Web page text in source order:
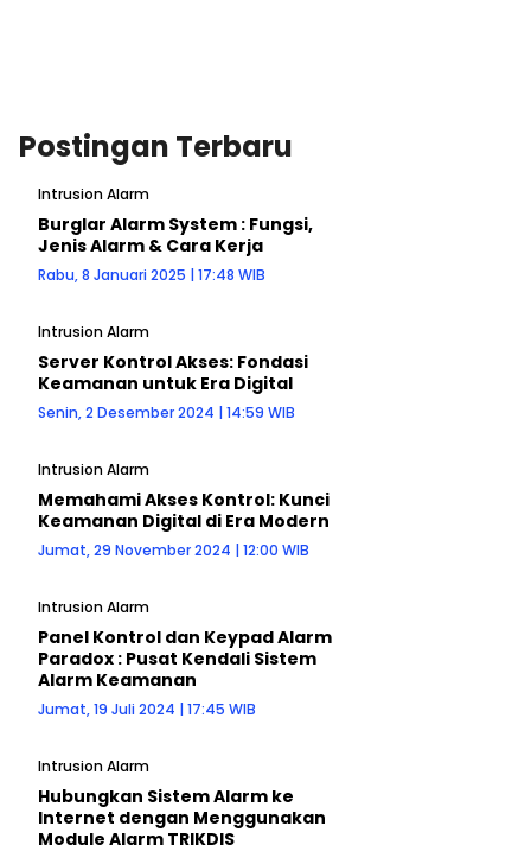
Postingan Terbaru
Intrusion Alarm
Burglar Alarm System : Fungsi,
Jenis Alarm & Cara Kerja
Rabu, 8 Januari 2025 | 17:48 WIB
Intrusion Alarm
Server Kontrol Akses: Fondasi
Keamanan untuk Era Digital
Senin, 2 Desember 2024 | 14:59 WIB
Intrusion Alarm
Memahami Akses Kontrol: Kunci
Keamanan Digital di Era Modern
Jumat, 29 November 2024 | 12:00 WIB
Intrusion Alarm
Panel Kontrol dan Keypad Alarm
Paradox : Pusat Kendali Sistem
Alarm Keamanan
Jumat, 19 Juli 2024 | 17:45 WIB
Intrusion Alarm
Hubungkan Sistem Alarm ke
Internet dengan Menggunakan
Module Alarm TRIKDIS